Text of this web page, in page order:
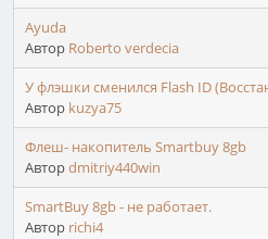
Ayuda
Автор Roberto verdecia
У флэшки сменился Flash ID
Автор kuzya75
Флеш- накопитель Smartbuy 8gb
Авторdmitriy440win
SmartBuy 8gb - не работает.
Автор richi4